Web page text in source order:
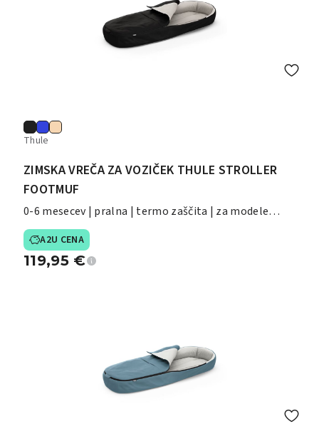
Thule
ZIMSKA VREČA ZA VOZIČEK THULE STROLLER
FOOTMUF
0-6 mesecev | pralna | termo zaščita | za modele
Shine/Spring/Glide/Chariot
A2U CENA
119,95 €